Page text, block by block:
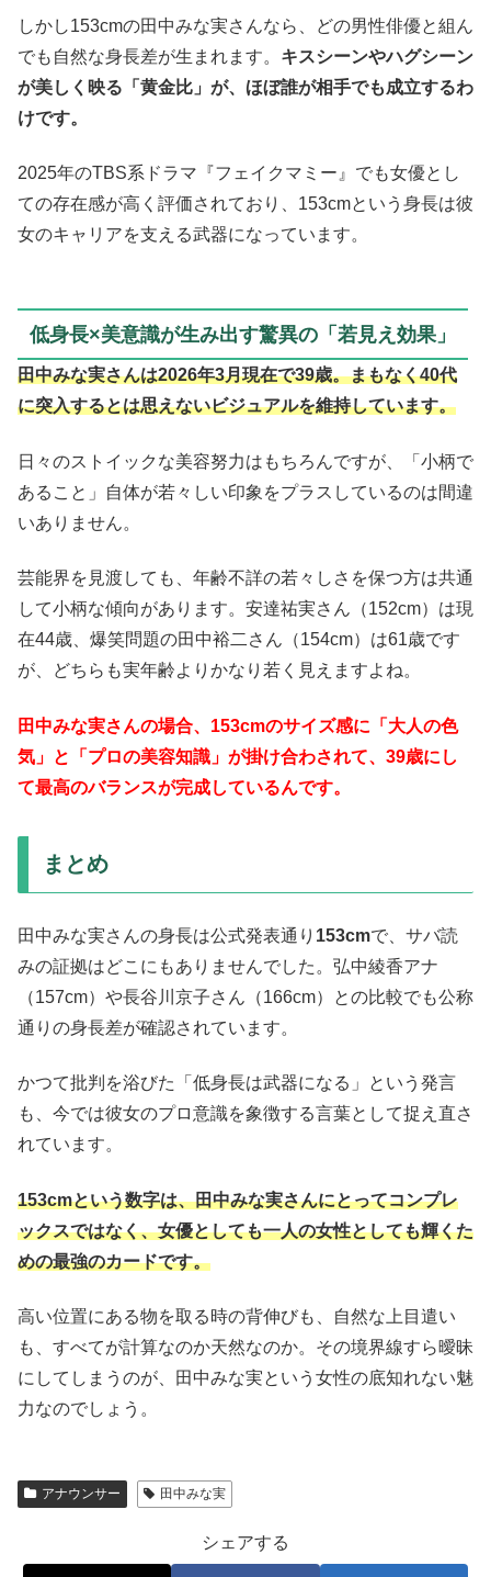
しかし153cmの田中みな実さんなら、どの男性俳優と組ん
でも自然な身長差が生まれます。 キスシーンやハグシーン
が美しく映る「黄金比」が、ほぼ誰が相手でも成立するわ
けです。
2025年のTBS系ドラマ『フェイクマミー』でも女優とし
ての存在感が高く評価されており、153cmという身長は彼
女のキャリアを支える武器になっています。
低身長×美意識が生み出す驚異の「若見え効果」
田中みな実さんは2026年3月現在で39歳。まもなく40代
に突入するとは思えないビジュアルを維持しています。
日々のストイックな美容努力はもちろんですが、「小柄で
あること」自体が若々しい印象をプラスしているのは間違
いありません。
芸能界を見渡しても、年齢不詳の若々しさを保つ方は共通
して小柄な傾向があります。安達祐実さん（152cm）は現
在44歳、爆笑問題の田中裕二さん（154cm）は61歳です
が、どちらも実年齢よりかなり若く見えますよね。
田中みな実さんの場合、153cmのサイズ感に「大人の色
気」と「プロの美容知識」が掛け合わされて、39歳にし
て最高のバランスが完成しているんです。
まとめ
田中みな実さんの身長は公式発表通り 153cmで、サバ読
みの証拠はどこにもありませんでした。弘中綾香アナ
（157cm）や長谷川京子さん（166cm）との比較でも公称
通りの身長差が確認されています。
かつて批判を浴びた「低身長は武器になる」という発言
も、今では彼女のプロ意識を象徴する言葉として捉え直さ
れています。
153cmという数字は、田中みな実さんにとってコンプレ
ックスではなく、女優としても一人の女性としても輝くた
めの最強のカードです。
高い位置にある物を取る時の背伸びも、自然な上目遣い
も、すべてが計算なのか天然なのか。その境界線すら曖昧
にしてしまうのが、田中みな実という女性の底知れない魅
力なのでしょう。
アナウンサー 田中みな実
シェアする